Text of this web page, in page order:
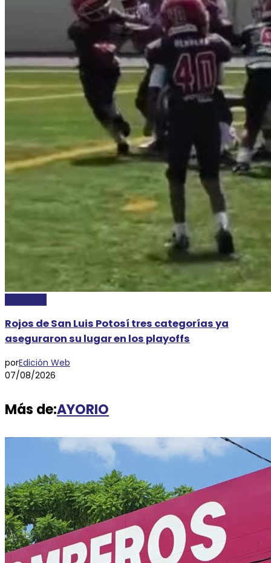
Rojos de San Luis Potosí tres categorías ya
aseguraron su lugar en los playoffs
porEdición Web
07/08/2026
Más de:AYORIO